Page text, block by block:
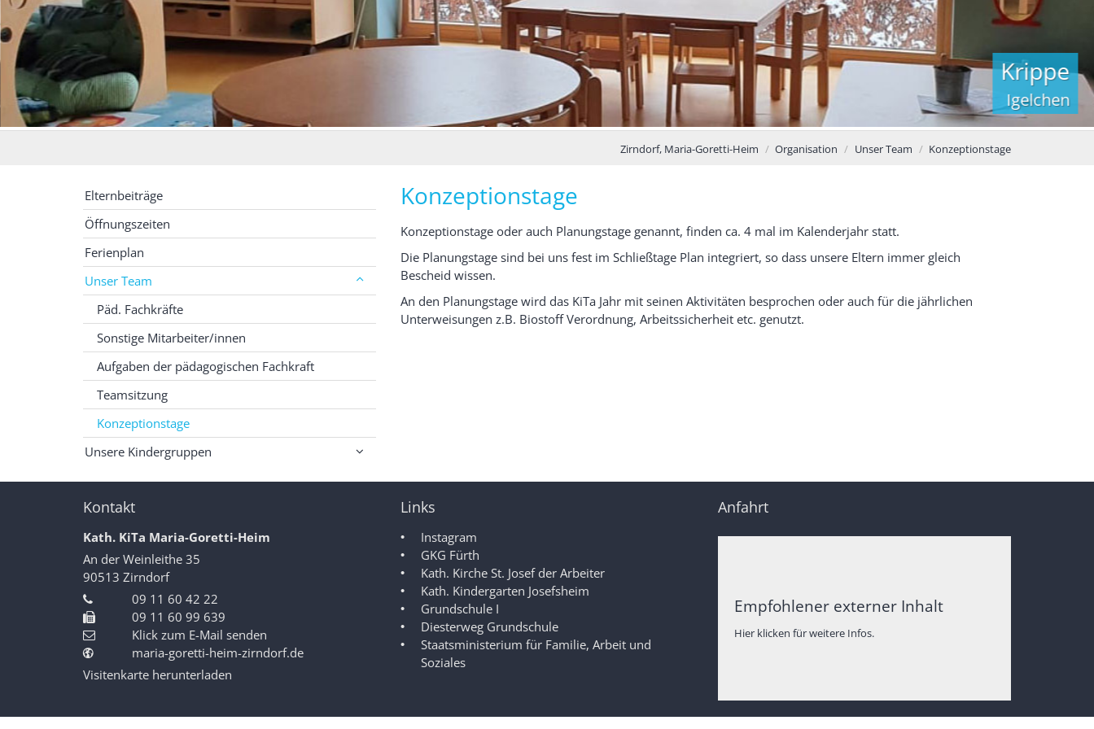
Krippe
Igelchen
Zirndorf, Maria-Goretti-Heim Organisation Unser Team Konzeptionstage
Konzeptionstage
Konzeptionstage oder auch Planungstage genannt, finden ca. 4 mal im Kalenderjahr statt.
Die Planungstage sind bei uns fest im Schließtage Plan integriert, so dass unsere Eltern immer gleich
Bescheid wissen.
An den Planungstage wird das KiTa Jahr mit seinen Aktivitäten besprochen oder auch für die jährlichen
Unterweisungen z.B. Biostoff Verordnung, Arbeitssicherheit etc. genutzt.
Elternbeiträge
Öffnungszeiten
Ferienplan
Unser Team
Päd. Fachkräfte
Sonstige Mitarbeiter/innen
Aufgaben der pädagogischen Fachkraft
Teamsitzung
Konzeptionstage
Unsere Kindergruppen
Kontakt
Kath. KiTa Maria-Goretti-Heim
An der Weinleithe 35
90513 Zirndorf
09 11 60 42 22
09 11 60 99 639
Klick zum E-Mail senden
maria-goretti-heim-zirndorf.de
Visitenkarte herunterladen
Links
Instagram
GKG Fürth
Kath. Kirche St. Josef der Arbeiter
Kath. Kindergarten Josefsheim
Grundschule I
Diesterweg Grundschule
Staatsministerium für Familie, Arbeit und
Soziales
Anfahrt
Empfohlener externer Inhalt
Hier klicken für weitere Infos.